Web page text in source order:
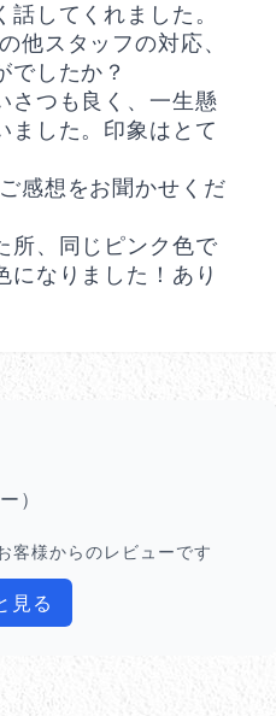
してくれました。
スタッフの対応、
でしたか？
さつも良く、一生懸
ました。印象はとて
感想をお聞かせくだ
所、同じピンク色で
になりました！あり
）
客様からのレビューです
見る